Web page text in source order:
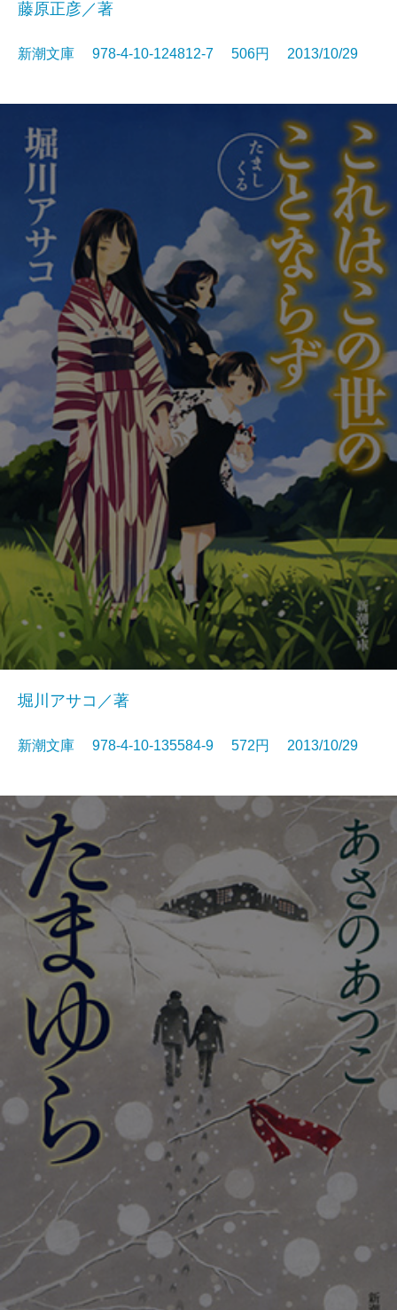
藤原正彦／著
新潮文庫 978-4-10-124812-7 506円 2013/10/29
堀川アサコ／著
新潮文庫 978-4-10-135584-9 572円 2013/10/29